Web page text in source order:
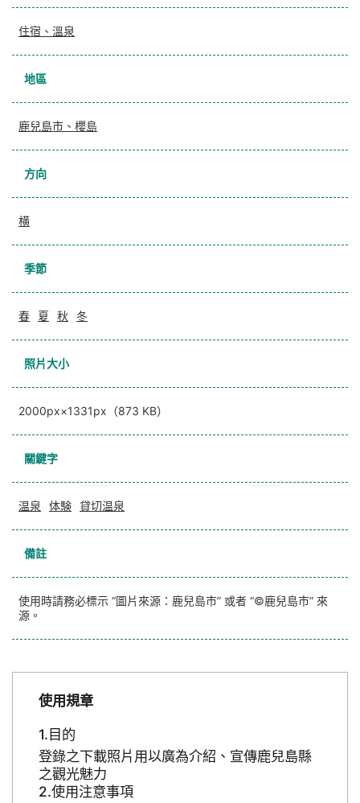
住宿、溫泉
地區
鹿兒島市、櫻島
方向
横
季節
春 夏 秋 冬
照片大小
2000px×1331px（873 KB）
關鍵字
温泉 体験 貸切温泉
備註
使用時請務必標示 “圖片來源：鹿兒島市” 或者 “©鹿兒島市” 來
源。
使用規章
目的
登錄之下載照片用以廣為介紹、宣傳鹿兒島縣
之觀光魅力
使用注意事項